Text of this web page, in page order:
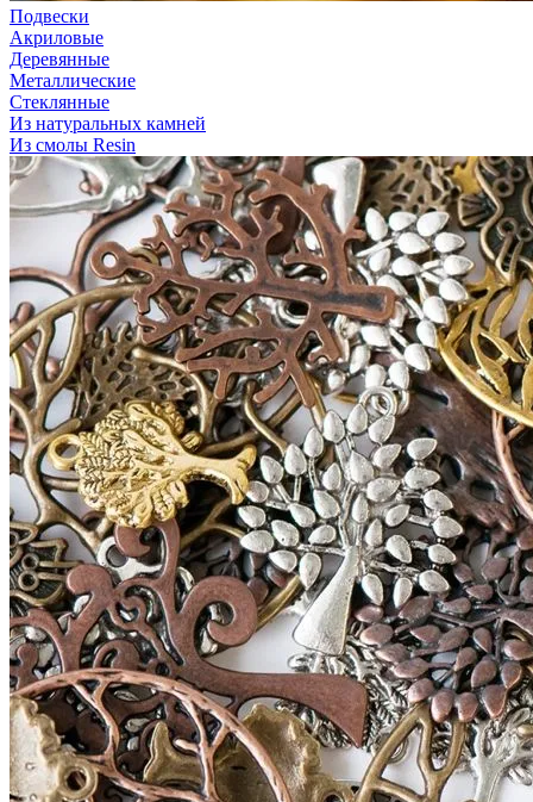
Подвески
Акриловые
Деревянные
Металлические
Стеклянные
Из натуральных камней
Из смолы Resin